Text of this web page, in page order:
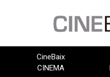
CineBaix
CINEMA